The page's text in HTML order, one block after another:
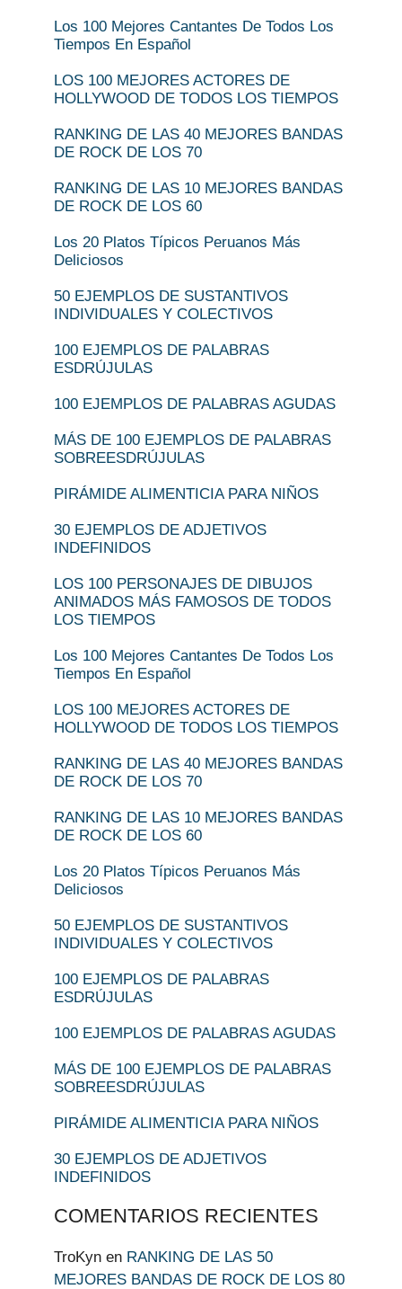
Los 100 Mejores Cantantes De Todos Los
Tiempos En Español
LOS 100 MEJORES ACTORES DE
HOLLYWOOD DE TODOS LOS TIEMPOS
RANKING DE LAS 40 MEJORES BANDAS
DE ROCK DE LOS 70
RANKING DE LAS 10 MEJORES BANDAS
DE ROCK DE LOS 60
Los 20 Platos Típicos Peruanos Más
Deliciosos
50 EJEMPLOS DE SUSTANTIVOS
INDIVIDUALES Y COLECTIVOS
100 EJEMPLOS DE PALABRAS
ESDRÚJULAS
100 EJEMPLOS DE PALABRAS AGUDAS
MÁS DE 100 EJEMPLOS DE PALABRAS
SOBREESDRÚJULAS
PIRÁMIDE ALIMENTICIA PARA NIÑOS
30 EJEMPLOS DE ADJETIVOS
INDEFINIDOS
LOS 100 PERSONAJES DE DIBUJOS
ANIMADOS MÁS FAMOSOS DE TODOS
LOS TIEMPOS
Los 100 Mejores Cantantes De Todos Los
Tiempos En Español
LOS 100 MEJORES ACTORES DE
HOLLYWOOD DE TODOS LOS TIEMPOS
RANKING DE LAS 40 MEJORES BANDAS
DE ROCK DE LOS 70
RANKING DE LAS 10 MEJORES BANDAS
DE ROCK DE LOS 60
Los 20 Platos Típicos Peruanos Más
Deliciosos
50 EJEMPLOS DE SUSTANTIVOS
INDIVIDUALES Y COLECTIVOS
100 EJEMPLOS DE PALABRAS
ESDRÚJULAS
100 EJEMPLOS DE PALABRAS AGUDAS
MÁS DE 100 EJEMPLOS DE PALABRAS
SOBREESDRÚJULAS
PIRÁMIDE ALIMENTICIA PARA NIÑOS
30 EJEMPLOS DE ADJETIVOS
INDEFINIDOS
COMENTARIOS RECIENTES
TroKyn en RANKING DE LAS 50
MEJORES BANDAS DE ROCK DE LOS 80